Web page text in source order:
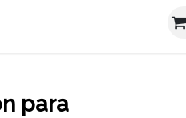
Tienda
para